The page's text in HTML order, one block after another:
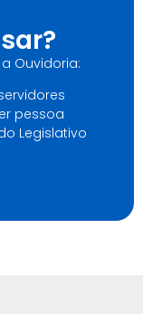
Ouvidoria:
pessoa
Legislativo